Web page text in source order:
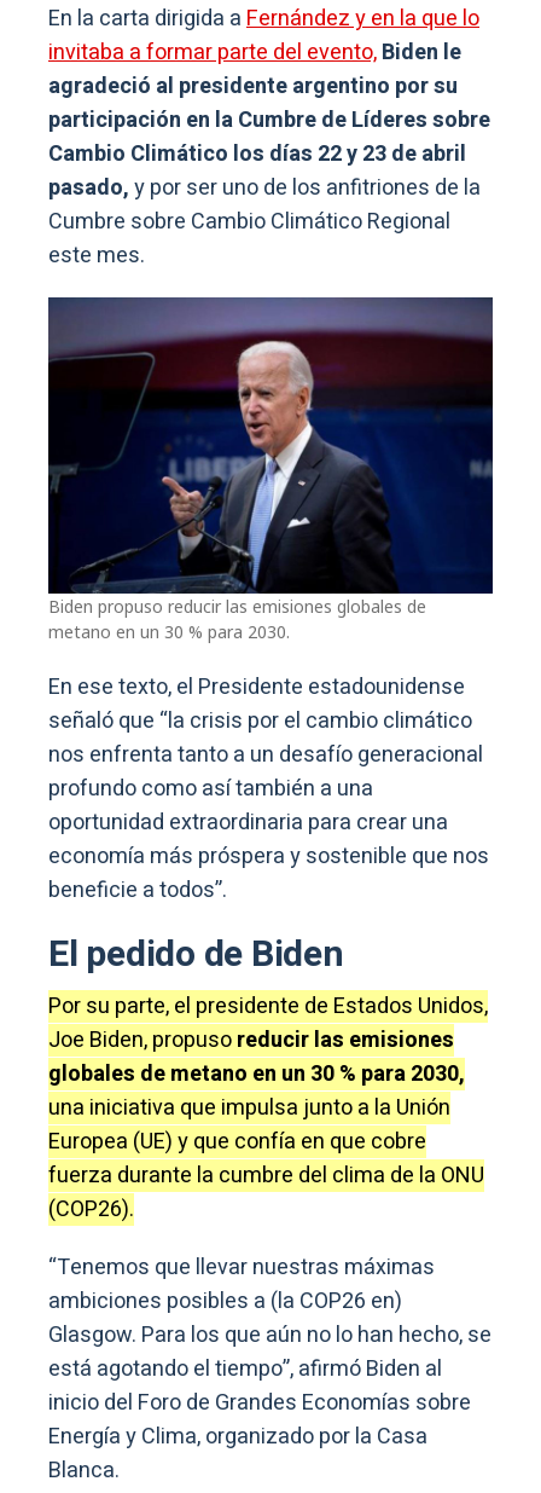
En la carta dirigida aFernández y en la que lo
invitaba a formar parte del evento,Biden le
agradeció al presidente argentino por su
participación en la Cumbre de Líderes sobre
Cambio Climático los días 22 y 23 de abril
pasado,y por ser uno de los anfitriones de la
Cumbre sobre Cambio Climático Regional
este mes.
Biden propuso reducir las emisiones globales de
metano en un 30 % para 2030.
En ese texto, el Presidente estadounidense
señaló que “la crisis por el cambio climático
nos enfrenta tanto a un desafío generacional
profundo como así también a una
oportunidad extraordinaria para crear una
economía más próspera y sostenible que nos
beneficie a todos”.
El pedido de Biden
Por su parte, el presidente de Estados Unidos,
Joe Biden, propusoreducir las emisiones
globales de metano en un 30 % para 2030,
una iniciativa que impulsa junto a la Unión
Europea (UE) y que confía en que cobre
fuerza durante la cumbre del clima de la ONU
(COP26).
“Tenemos que llevar nuestras máximas
ambiciones posibles a (la COP26 en)
Glasgow. Para los que aún no lo han hecho, se
está agotando el tiempo”, afirmó Biden al
inicio del Foro de Grandes Economías sobre
Energía y Clima, organizado por la Casa
Blanca.